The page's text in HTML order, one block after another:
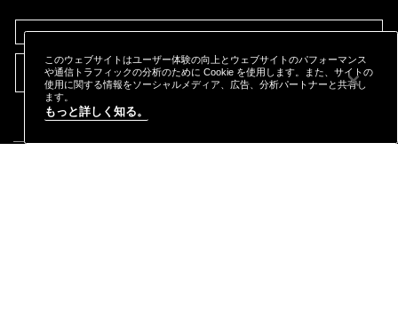
TEL:0120-950113
このウェブサイトはユーザー体験の向上とウェブサイトのパフォーマンス
や通信トラフィックの分析のために Cookie を使用します。また、サイトの
使用に関する情報をソーシャルメディア、広告、分析パートナーと共有し
ます。
もっと詳しく知る。